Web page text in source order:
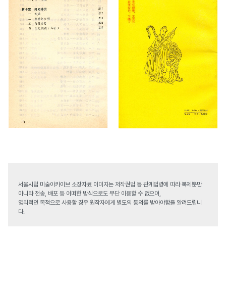
서울시립 미술아카이브 소장자료 이미지는 저작권법 등 관계법령에 따라 복제뿐만
아니라 전송, 배포 등 어떠한 방식으로도 무단 이용할 수 없으며,
영리적인 목적으로 사용할 경우 원작자에게 별도의 동의를 받아야함을 알려드립니
다.